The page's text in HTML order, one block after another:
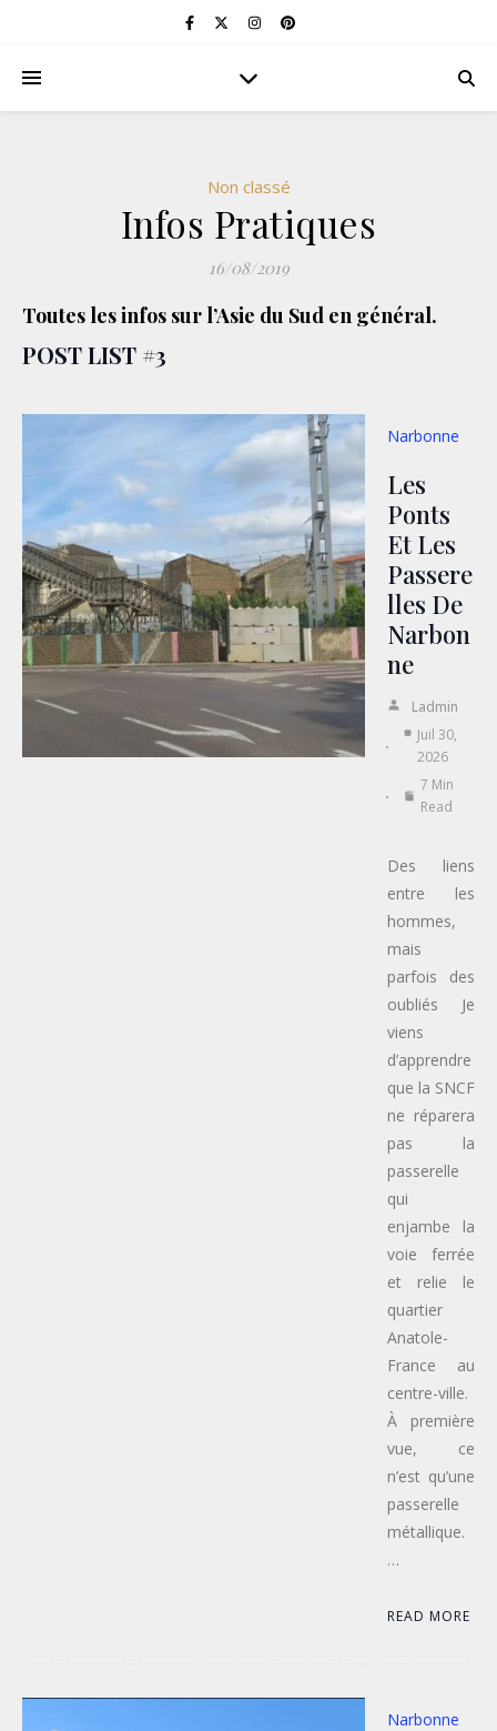
Non classé
Infos Pratiques
16/08/2019
Toutes les infos sur l’Asie du Sud en général.
POST LIST #3
Narbonne
Les
Ponts
Et Les
Passere
Lles De
Narbon
Ne
Ladmin
Juil 30,
2026
7 Min
Read
Des liens
entre les
hommes,
mais
parfois des
oubliés Je
viens
d’apprendre
que la SNCF
ne réparera
pas la
passerelle
qui
enjambe la
voie ferrée
et relie le
quartier
Anatole-
France au
centre-ville.
À première
vue, ce
n’est qu’une
passerelle
métallique.
…
READ MORE
Narbonne